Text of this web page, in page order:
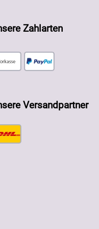
Zahlarten
Versandpartner